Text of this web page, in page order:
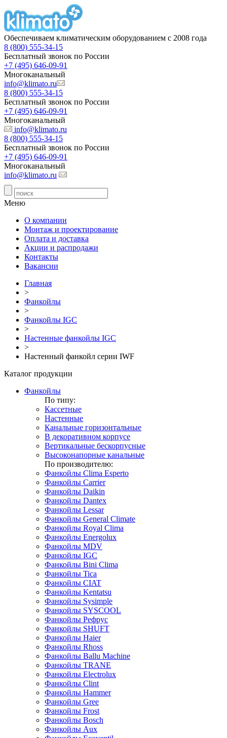
Обеспечиваем климатическим оборудованием с 2008 года
8 (800) 555-34-15
Бесплатный звонок по России
+7 (495) 646-09-91
Многоканальный
info@klimato.ru
8 (800) 555-34-15
Бесплатный звонок по России
+7 (495) 646-09-91
Многоканальный
info@klimato.ru
8 (800) 555-34-15
Бесплатный звонок по России
+7 (495) 646-09-91
Многоканальный
info@klimato.ru
Меню
О компании
Монтаж и проектирование
Оплата и доставка
Акции и распродажи
Контакты
Вакансии
Главная
>
Фанкойлы
>
Фанкойлы IGC
>
Настенные фанкойлы IGC
>
Настенный фанкойл серии IWF
Каталог продукции
Фанкойлы
По типу:
Кассетные
Настенные
Канальные горизонтальные
В декоративном корпусе
Вертикальные бескорпусные
Высоконапорные канальные
По производителю:
Фанкойлы Clima Esperto
Фанкойлы Carrier
Фанкойлы Daikin
Фанкойлы Dantex
Фанкойлы Lessar
Фанкойлы General Climate
Фанкойлы Royal Clima
Фанкойлы Energolux
Фанкойлы MDV
Фанкойлы IGC
Фанкойлы Bini Clima
Фанкойлы Tica
Фанкойлы CIAT
Фанкойлы Kentatsu
Фанкойлы Sysimple
Фанкойлы SYSCOOL
Фанкойлы Рефрус
Фанкойлы SHUFT
Фанкойлы Haier
Фанкойлы Rhoss
Фанкойлы Ballu Machine
Фанкойлы TRANE
Фанкойлы Electrolux
Фанкойлы Clint
Фанкойлы Hammer
Фанкойлы Gree
Фанкойлы Frost
Фанкойлы Bosch
Фанкойлы Aux